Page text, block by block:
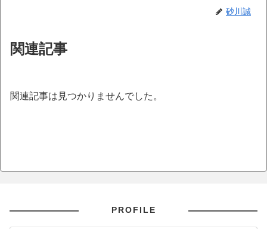
砂川誠
関連記事
関連記事は見つかりませんでした。
PROFILE